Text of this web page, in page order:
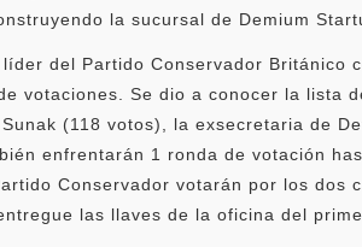
la sucursal de Demium
del Partido Conservador Británico
votaciones. Se dio a conocer la lista
(118 votos), la exsecretaria de
enfrentarán 1 ronda de votación
Conservador votarán por los
las llaves de la oficina del